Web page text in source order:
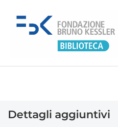
Dettagli aggiuntivi